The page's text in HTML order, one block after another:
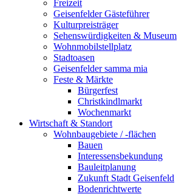
Freizeit
Geisenfelder Gästeführer
Kulturpreisträger
Sehenswürdigkeiten & Museum
Wohnmobilstellplatz
Stadtoasen
Geisenfelder samma mia
Feste & Märkte
Bürgerfest
Christkindlmarkt
Wochenmarkt
Wirtschaft & Standort
Wohnbaugebiete / -flächen
Bauen
Interessensbekundung
Bauleitplanung
Zukunft Stadt Geisenfeld
Bodenrichtwerte